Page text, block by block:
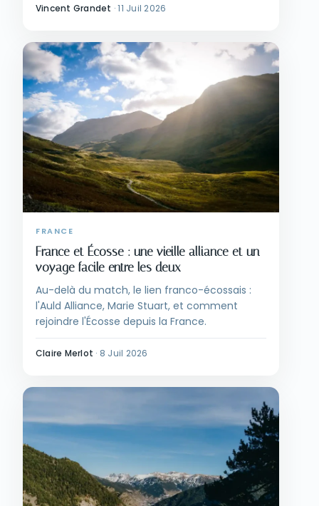
Vincent Grandet ·11 Juil 2026
FRANCE
France et Écosse : une vieille alliance et un
voyage facile entre les deux
Au-delà du match, le lien franco-écossais :
l'Auld Alliance, Marie Stuart, et comment
rejoindre l'Écosse depuis la France.
Claire Merlot · 8 Juil 2026